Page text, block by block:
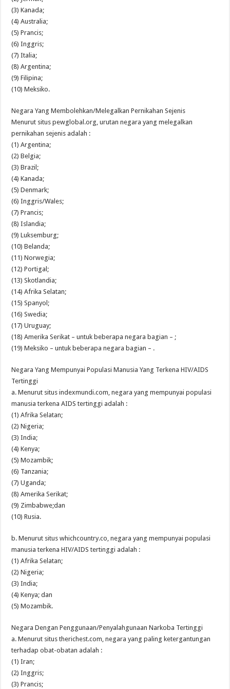
(3) Kanada;
(4) Australia;
(5) Prancis;
(6) Inggris;
(7) Italia;
(8) Argentina;
(9) Filipina;
(10) Meksiko.
Negara Yang Membolehkan/Melegalkan Pernikahan Sejenis
Menurut situs pewglobal.org, urutan negara yang melegalkan
pernikahan sejenis adalah :
(1) Argentina;
(2) Belgia;
(3) Brazil;
(4) Kanada;
(5) Denmark;
(6) Inggris/Wales;
(7) Prancis;
(8) Islandia;
(9) Luksemburg;
(10) Belanda;
(11) Norwegia;
(12) Portigal;
(13) Skotlandia;
(14) Afrika Selatan;
(15) Spanyol;
(16) Swedia;
(17) Uruguay;
(18) Amerika Serikat – untuk beberapa negara bagian – ;
(19) Meksiko – untuk beberapa negara bagian – .
Negara Yang Mempunyai Populasi Manusia Yang Terkena HIV/AIDS
Tertinggi
a. Menurut situs indexmundi.com, negara yang mempunyai populasi
manusia terkena AIDS tertinggi adalah :
(1) Afrika Selatan;
(2) Nigeria;
(3) India;
(4) Kenya;
(5) Mozambik;
(6) Tanzania;
(7) Uganda;
(8) Amerika Serikat;
(9) Zimbabwe;dan
(10) Rusia.
b. Menurut situs whichcountry.co, negara yang mempunyai populasi
manusia terkena HIV/AIDS tertinggi adalah :
(1) Afrika Selatan;
(2) Nigeria;
(3) India;
(4) Kenya; dan
(5) Mozambik.
Negara Dengan Penggunaan/Penyalahgunaan Narkoba Tertinggi
a. Menurut situs therichest.com, negara yang paling ketergantungan
terhadap obat-obatan adalah :
(1) Iran;
(2) Inggris;
(3) Prancis;